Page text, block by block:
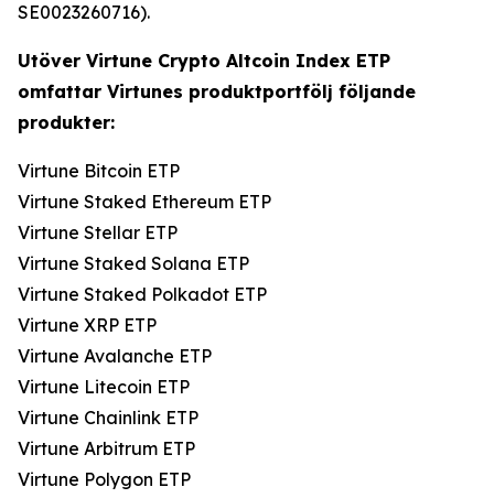
SE0023260716).
Utöver Virtune Crypto Altcoin Index ETP
omfattar Virtunes produktportfölj följande
produkter:
Virtune Bitcoin ETP
Virtune Staked Ethereum ETP
Virtune Stellar ETP
Virtune Staked Solana ETP
Virtune Staked Polkadot ETP
Virtune XRP ETP
Virtune Avalanche ETP
Virtune Litecoin ETP
Virtune Chainlink ETP
Virtune Arbitrum ETP
Virtune Polygon ETP